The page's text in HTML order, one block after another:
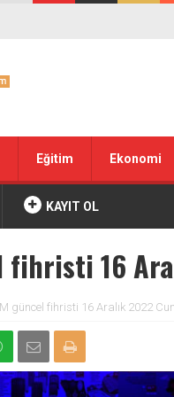
Eğitim Ekonomi
KAYIT OL
fihristi 16
güncel fihristi 16 Aralık 2022